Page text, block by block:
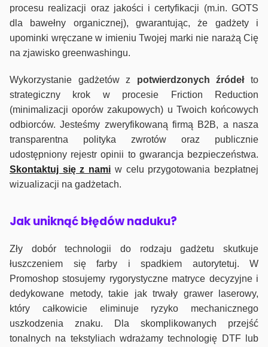
procesu realizacji oraz jakości i certyfikacji (m.in. GOTS
dla bawełny organicznej), gwarantując, że gadżety i
upominki wręczane w imieniu Twojej marki nie narażą Cię
na zjawisko greenwashingu.
Wykorzystanie gadżetów z potwierdzonych źródełto
strategiczny krok w procesie Friction Reduction
(minimalizacji oporów zakupowych) u Twoich końcowych
odbiorców. Jesteśmy zweryfikowaną firmą B2B, a nasza
transparentna polityka zwrotów oraz publicznie
udostępniony rejestr opinii to gwarancja bezpieczeństwa.
Skontaktuj się z nami w celu przygotowania bezpłatnej
wizualizacji na gadżetach.
Jak uniknąć błędów naduku?
Zły dobór technologii do rodzaju gadżetu skutkuje
łuszczeniem się farby i spadkiem autorytetuj. W
Promoshop stosujemy rygorystyczne matryce decyzyjne i
dedykowane metody, takie jak trwały grawer laserowy,
który całkowicie eliminuje ryzyko mechanicznego
uszkodzenia znaku. Dla skomplikowanych przejść
tonalnych na tekstyliach wdrażamy technologię DTF lub